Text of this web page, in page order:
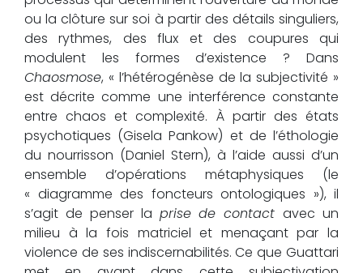
ou la clôture sur soi à partir des détails singuliers,
des rythmes, des flux et des coupures qui
modulent les formes d’existence ? Dans
Chaosmose, « l’hétérogénèse de la subjectivité »
est décrite comme une interférence constante
entre chaos et complexité. À partir des états
psychotiques (Gisela Pankow) et de l’éthologie
du nourrisson (Daniel Stern), à l’aide aussi d’un
ensemble d’opérations métaphysiques (le
« diagramme des foncteurs ontologiques »), il
s’agit de penser la prise de contactavec un
milieu à la fois matriciel et menaçant par la
violence de ses indiscernabilités. Ce que Guattari